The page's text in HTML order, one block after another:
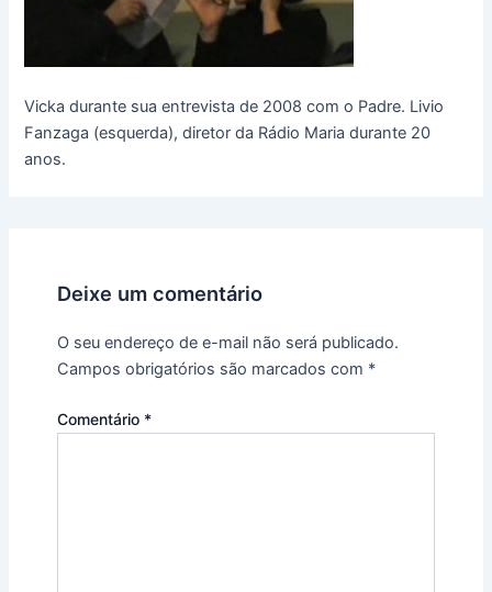
Vicka durante sua entrevista de 2008 com o Padre. Livio
Fanzaga (esquerda), diretor da Rádio Maria durante 20
anos.
Deixe um comentário
O seu endereço de e-mail não será publicado.
Campos obrigatórios são marcados com *
Comentário *